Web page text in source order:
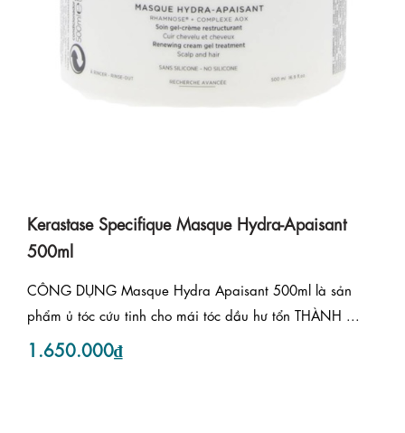
Kerastase Specifique Masque Hydra-Apaisant
500ml
CÔNG DỤNG Masque Hydra Apaisant 500ml là sản
phẩm ủ tóc cứu tinh cho mái tóc dầu hư tổn THÀNH ...
1.650.000₫